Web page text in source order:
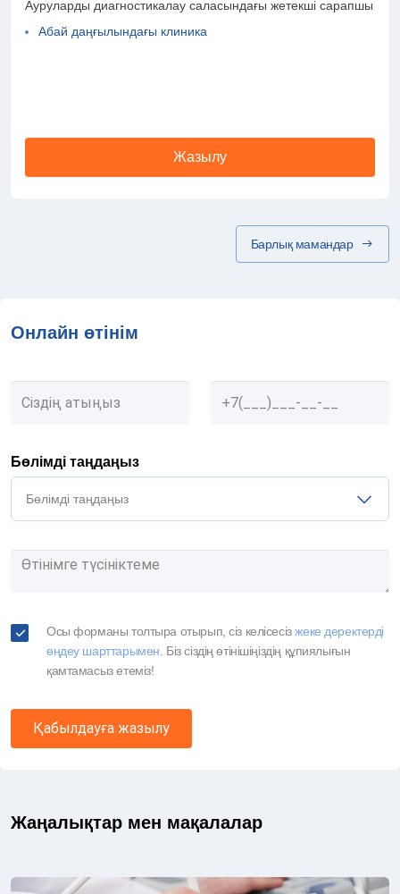
Ауруларды диагностикалау саласындағы жетекші сарапшы
Абай даңғылындағы клиника
Жазылу
Барлық мамандар
Онлайн өтінім
Бөлімді таңдаңыз
Бөлімді таңдаңыз
Осы форманы толтыра отырып, сіз келісесізжеке деректерді
өңдеу шарттарымен. Біз сіздің өтінішіңіздің құпиялығын
қамтамасыз етеміз!
Қабылдауға жазылу
Жаңалықтар мен мақалалар